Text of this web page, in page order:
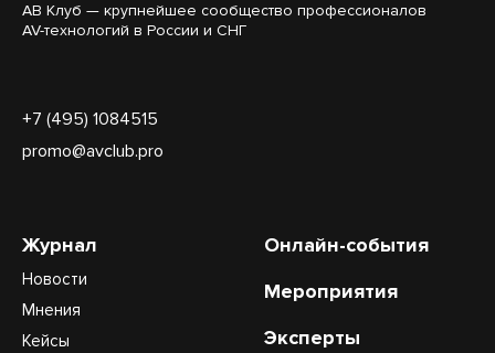
АВ Клуб — крупнейшее сообщество профессионалов
AV-технологий в России и СНГ
+7 (495) 1084515
promo@avclub.pro
Журнал
Новости
Мнения
Кейсы
Онлайн-события
Мероприятия
Эксперты